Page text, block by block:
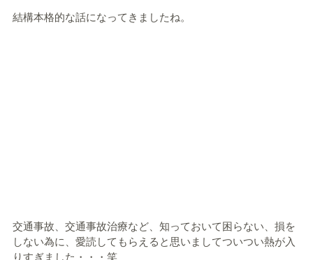
結構本格的な話になってきましたね。
交通事故、交通事故治療など、知っておいて困らない、損を
しない為に、愛読してもらえると思いましてついつい熱が入
りすぎました・・・笑